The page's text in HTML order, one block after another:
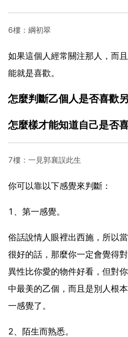
6樓：綱初翠
如果這個人經常關注那人，而
能就是喜歡。
怎麼判斷乙個人是否喜歡
怎麼樣才能知道自己是否
7樓：一見郭襄誤此生
你可以靠以下感覺來判斷：
1、第一感覺。
俗話說情人眼裡出西施，所以
很好的話，那麼你一定會覺得
異性比你愛的物件好看，但對
中最美的乙個，而且是別人根
一感覺了。
2、陌生而熟悉。